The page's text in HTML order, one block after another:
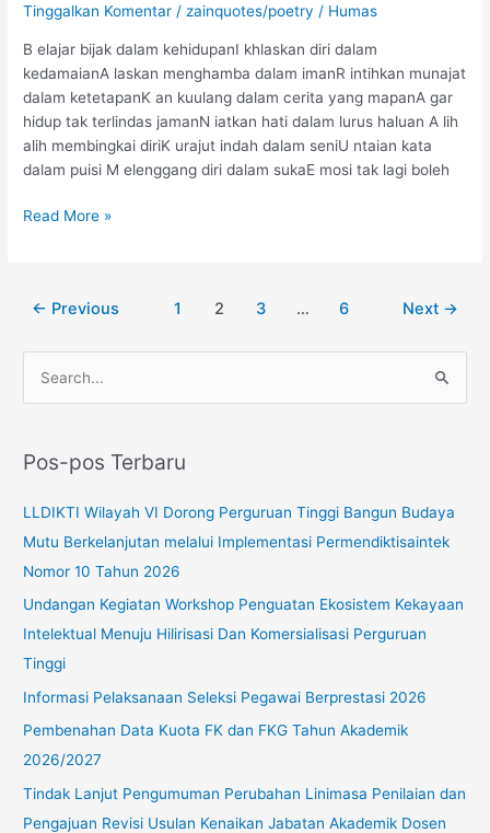
Tinggalkan Komentar / zainquotes/poetry / Humas
B elajar bijak dalam kehidupanI khlaskan diri dalam
kedamaianA laskan menghamba dalam imanR intihkan munajat
dalam ketetapanK an kuulang dalam cerita yang mapanA gar
hidup tak terlindas jamanN iatkan hati dalam lurus haluan A lih
alih membingkai diriK urajut indah dalam seniU ntaian kata
dalam puisi M elenggang diri dalam sukaE mosi tak lagi boleh
Read More »
← Previous 1 2 3 … 6 Next →
iPos-pos Terbaru
LLDIKTI Wilayah VI Dorong Perguruan Tinggi Bangun Budaya
Mutu Berkelanjutan melalui Implementasi Permendiktisaintek
Nomor 10 Tahun 2026
Undangan Kegiatan Workshop Penguatan Ekosistem Kekayaan
Intelektual Menuju Hilirisasi Dan Komersialisasi Perguruan
Tinggi
Informasi Pelaksanaan Seleksi Pegawai Berprestasi 2026
Pembenahan Data Kuota FK dan FKG Tahun Akademik
2026/2027
Tindak Lanjut Pengumuman Perubahan Linimasa Penilaian dan
Pengajuan Revisi Usulan Kenaikan Jabatan Akademik Dosen